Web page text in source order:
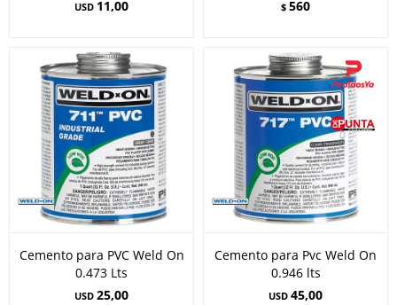
USD 11,00 $ 560
Cemento para PVC Weld On
0.473 Lts
USD 25,00
Cemento para Pvc Weld On
0.946 lts
USD 45,00